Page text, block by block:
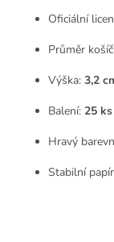
Oficiální
Průměr
Výška: 3,2
Balení: 25 ks
Hravý
Stabilní